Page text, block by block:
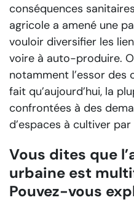
conséquences
agricole a amené une
vouloir diversifier les
voire à auto-produire.
notamment l’essor des
fait qu’aujourd’hui, la
confrontées à des
d’espaces à cultiver
Vous dites que
urbaine est
Pouvez-vous